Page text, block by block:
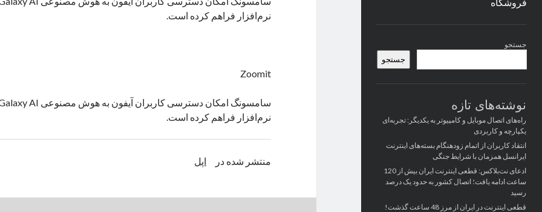
کناری
جستجو
جستجو
نوشته‌های تازه
راه‌های اتصال موبایل و کامپیوتر به یکدیگر: تجربه‌ای
یکپارچه و کاربردی
انتقاد کاربران از اتمام زودهنگام بسته‌های اینترنت
ایرانسل همزمان با شرایط جنگی
ادعای نت‌بلاکس: قطعی اینترنت ایران بیش از 120
ساعت ادامه یافت؛ اتصال کشور به حدود یک درصد
رسید
قطعی اینترنت در ایران از مرز 48 ساعت گذشت!
نرم‌افزار فراهم کرده است.
Zoomit
نرم‌افزار فراهم کرده است.
منتشر شده در اپل